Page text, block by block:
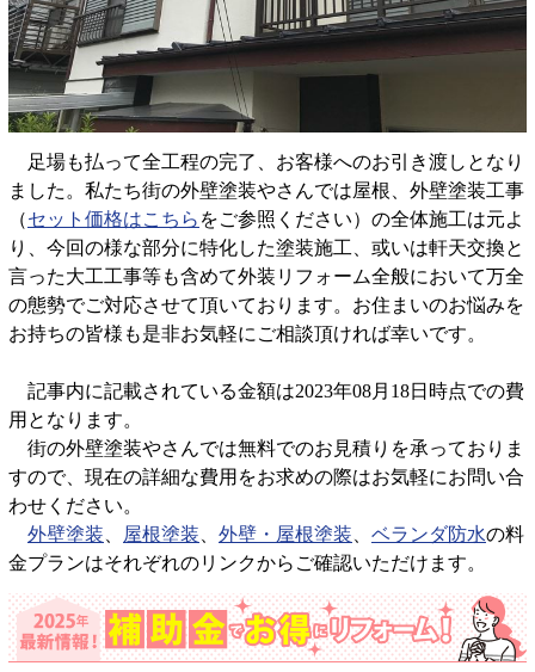
足場も払って全工程の完了、お客様へのお引き渡しとなり
ました。私たち街の外壁塗装やさんでは屋根、外壁塗装工事
（セット価格はこちら をご参照ください）の全体施工は元よ
り、今回の様な部分に特化した塗装施工、或いは軒天交換と
言った大工工事等も含めて外装リフォーム全般において万全
の態勢でご対応させて頂いております。お住まいのお悩みを
お持ちの皆様も是非お気軽にご相談頂ければ幸いです。
記事内に記載されている金額は2023年08月18日時点での費
用となります。
街の外壁塗装やさんでは無料でのお見積りを承っておりま
すので、現在の詳細な費用をお求めの際はお気軽にお問い合
わせください。
外壁塗装
屋根塗装 外壁・屋根塗装 ベランダ防水の料
金プランはそれぞれのリンクからご確認いただけます。